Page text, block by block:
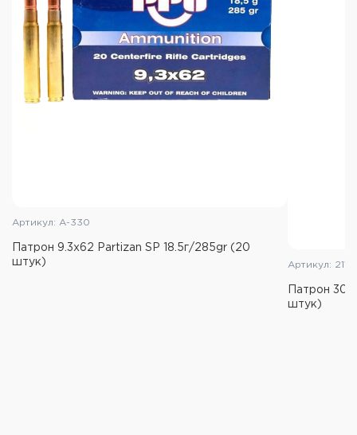
Артикул: А-330
Патрон 9.3x62 Partizan SP 18.5г/285gr (20
штук)
Артикул:
Патрон 308
штук)